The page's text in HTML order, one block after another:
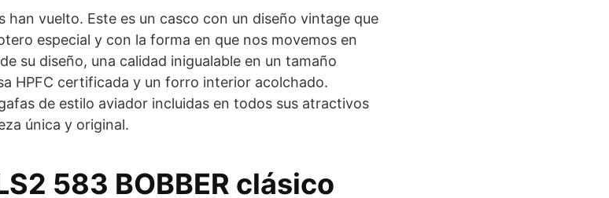
han vuelto. Este es un casco con un diseño vintage que
especial y con la forma en que nos movemos en
su diseño, una calidad inigualable en un tamaño
HPFC certificada y un forro interior acolchado.
de estilo aviador incluidas en todos sus atractivos
única y original.
583 BOBBER clásico